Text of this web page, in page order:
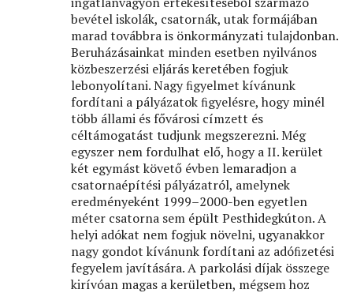
bevétel iskolák, csatornák, utak formájában
marad továbbra is önkormányzati tulajdonban.
Beruházásainkat minden esetben nyilvános
közbeszerzési eljárás keretében fogjuk
lebonyolítani. Nagy ﬁgyelmet kívánunk
fordítani a pályázatok ﬁgyelésre, hogy minél
több állami és fővárosi címzett és
céltámogatást tudjunk megszerezni. Még
egyszer nem fordulhat elő, hogy a II. kerület
két egymást követő évben lemaradjon a
csatornaépítési pályázatról, amelynek
eredményeként 1999–2000-ben egyetlen
méter csatorna sem épült Pesthidegkúton. A
helyi adókat nem fogjuk növelni, ugyanakkor
nagy gondot kívánunk fordítani az adóﬁzetési
fegyelem javítására. A parkolási díjak összege
kirívóan magas a kerületben, mégsem hoz